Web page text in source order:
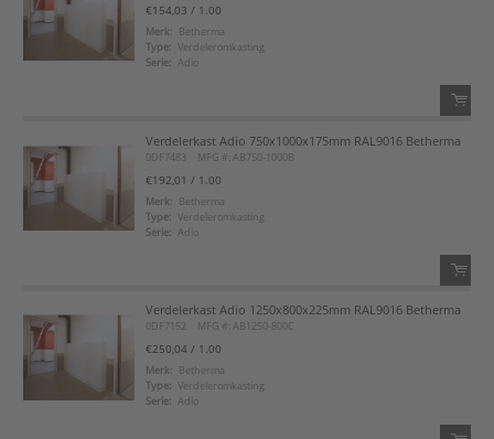
Voeg toe aan favorietenlijst
€154,03 / 1.00
Merk:
Betherma
Type: Verdeleromkasting
Serie: Adio
QTY:
Voeg toe aan favorietenlijst
Verdelerkast Adio 750x1000x175mm RAL9016 Betherma
0DF7483 MFG #: AB750-1000B
€192,01 / 1.00
Merk:
Betherma
Type: Verdeleromkasting
Serie: Adio
Voeg toe aan favorietenlijst
Verdelerkast Adio 1250x800x225mm RAL9016 Betherma
0DF7152 MFG #: AB1250-800C
€250,04 / 1.00
Merk:
Betherma
Type: Verdeleromkasting
Serie: Adio